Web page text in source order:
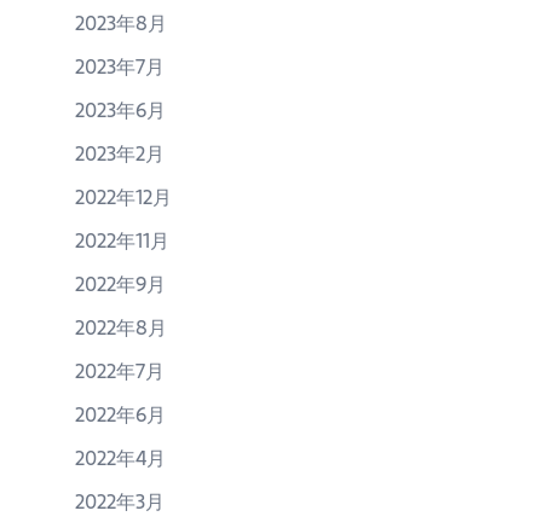
2023年8月
2023年7月
2023年6月
2023年2月
2022年12月
2022年11月
2022年9月
2022年8月
2022年7月
2022年6月
2022年4月
2022年3月